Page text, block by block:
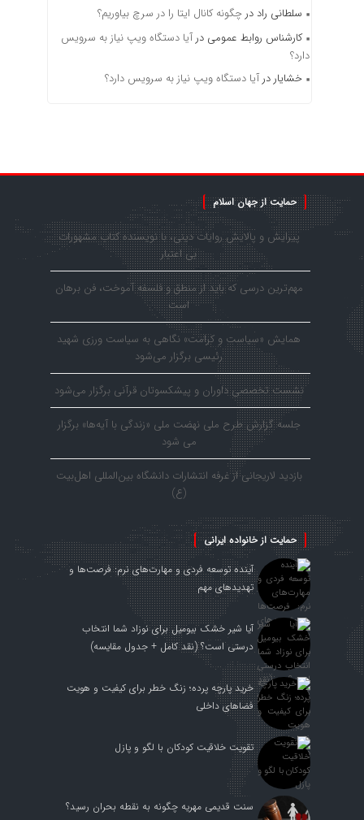
سلطانی راد در چگونه کانال ایتا را در سرچ بیاوریم؟
کارشناس روابط عمومی در آیا دستگاه ویپ نیاز به سرویس
دارد؟
خشایار در آیا دستگاه ویپ نیاز به سرویس دارد؟
حمایت از جهان اسلام
پیرایش و پالایش روایات دینی، با نویسنده کتاب مشهورات
بی اعتبار
مهم‌ترین درسی که باید از منطق و فلسفه آموخت، فن برهان
است
همایش «سیاست و کرامت» نگاهی به سیاست ورزی شهید
رئیسی برگزار می‌شود
نشست تخصصی داوران و پیشکسوتان قرآنی برگزار می‌شود
جلسه گزارش طرح ملی نهضت ملی «زندگی با آیه‌ها» برگزار
می شود
بازدید لاریجانی از غرفه انتشارات دانشگاه بین‌المللی اهل‌بیت
(ع)
حمایت از خانواده ایرانی
آینده توسعه فردی و مهارت‌های نرم: فرصت‌ها و
تهدیدهای مهم
آیا شیر خشک بیومیل برای نوزاد شما انتخاب
درستی است؟ (نقد کامل + جدول مقایسه)
خرید پارچه پرده؛ زنگ خطر برای کیفیت و هویت
فضاهای داخلی
تقویت خلاقیت کودکان با لگو و پازل
سنت قدیمی مهریه چگونه به نقطه بحران رسید؟